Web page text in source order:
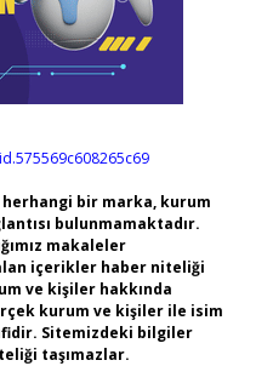
bir marka, kurum
bulunmamaktadır.
makaleler
içerikler haber niteliği
ve kişiler hakkında
kurum ve kişiler ile isim
Sitemizdeki bilgiler
taşımazlar.